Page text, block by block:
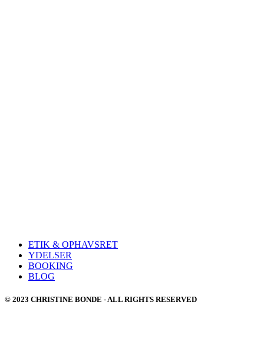
ETIK & OPHAVSRET
YDELSER
BOOKING
BLOG
© 2023 CHRISTINE BONDE - ALL RIGHTS RESERVED